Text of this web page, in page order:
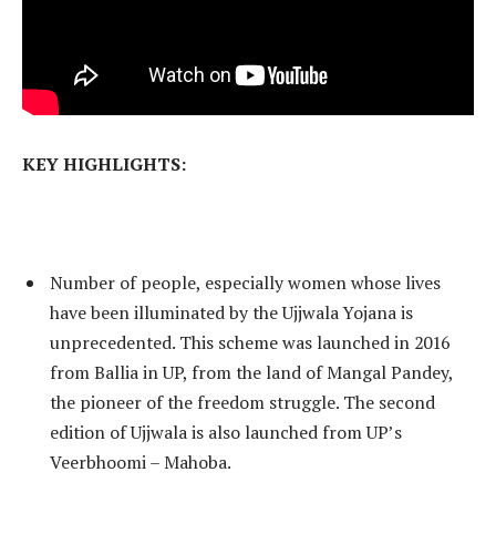
KEY HIGHLIGHTS:
Number of people, especially women whose lives
have been illuminated by the Ujjwala Yojana is
unprecedented. This scheme was launched in 2016
from Ballia in UP, from the land of Mangal Pandey,
the pioneer of the freedom struggle. The second
edition of Ujjwala is also launched from UP’s
Veerbhoomi – Mahoba.